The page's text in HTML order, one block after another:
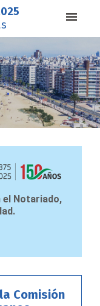
Notariado,
Comisión